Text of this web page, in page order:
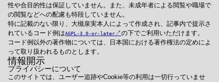
性や合目的性は保証していません。また、未成年者による閲覧や職場で
の閲覧などへの配慮も特段していません。
特に記載のない限り、大槻泉実本人によって作成され、記事内で提示さ
れているコード例はAGPL-3.0-or-later
の下でご利用いただけます。
コード例以外の著作物については、日本国における著作権法の定めによ
って取り扱われるものとします。
情報開示
プライバシーについて
このサイトでは、ユーザー追跡やCookie等の利用は一切行っていませ